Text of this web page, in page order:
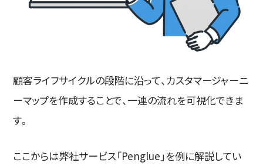
顧客ライフサイクルの段階に沿って、カスタマージャーニ
ーマップを作成することで、一連の流れを可視化できま
す。
ここからは弊社サービス「Penglue」を例に解説してい